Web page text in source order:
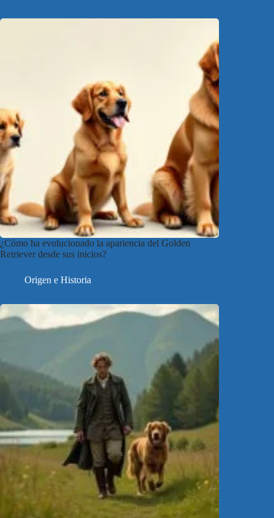
¿Cómo ha evolucionado la apariencia del Golden
Retriever desde sus inicios?
Origen e Historia